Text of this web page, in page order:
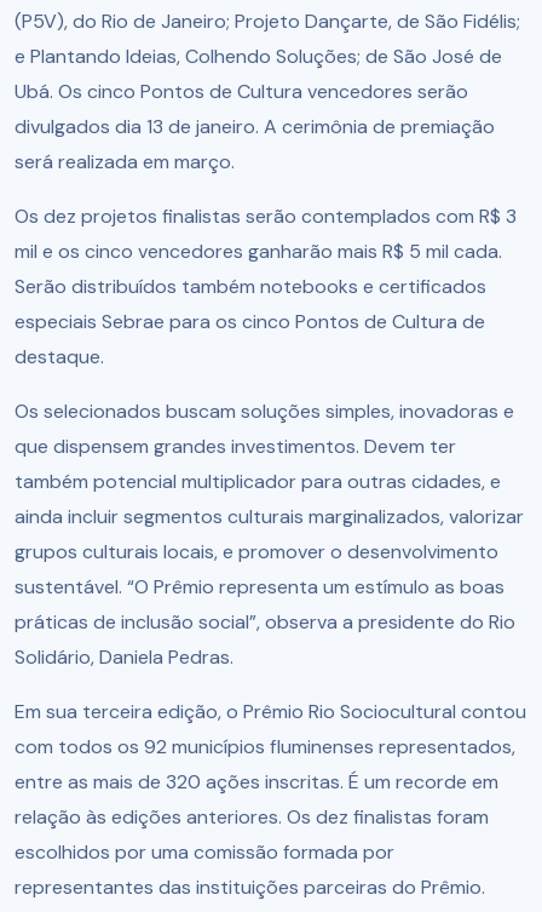
(P5V), do Rio de Janeiro; Projeto Dançarte, de São Fidélis;
e Plantando Ideias, Colhendo Soluções; de São José de
Ubá. Os cinco Pontos de Cultura vencedores serão
divulgados dia 13 de janeiro. A cerimônia de premiação
será realizada em março.
Os dez projetos finalistas serão contemplados com R$ 3
mil e os cinco vencedores ganharão mais R$ 5 mil cada.
Serão distribuídos também notebooks e certificados
especiais Sebrae para os cinco Pontos de Cultura de
destaque.
Os selecionados buscam soluções simples, inovadoras e
que dispensem grandes investimentos. Devem ter
também potencial multiplicador para outras cidades, e
ainda incluir segmentos culturais marginalizados, valorizar
grupos culturais locais, e promover o desenvolvimento
sustentável. “O Prêmio representa um estímulo as boas
práticas de inclusão social”, observa a presidente do Rio
Solidário, Daniela Pedras.
Em sua terceira edição, o Prêmio Rio Sociocultural contou
com todos os 92 municípios fluminenses representados,
entre as mais de 320 ações inscritas. É um recorde em
relação às edições anteriores. Os dez finalistas foram
escolhidos por uma comissão formada por
representantes das instituições parceiras do Prêmio.